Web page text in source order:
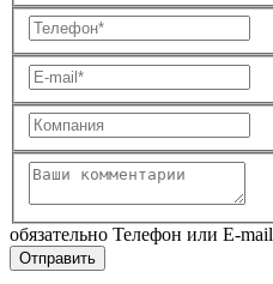
обязательно Телефон или E-mail